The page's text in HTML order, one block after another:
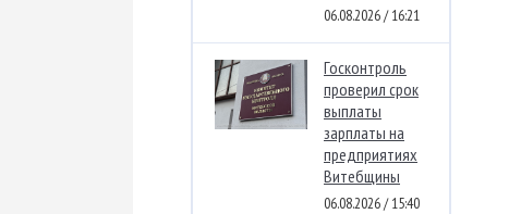
06.08.2026 / 16:21
Госконтроль
проверил срок
выплаты
зарплаты на
предприятиях
Витебщины
06.08.2026 / 15:40